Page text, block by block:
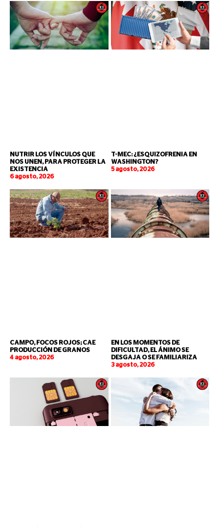
NUTRIR LOS VÍNCULOS QUE
NOS UNEN, PARA PROTEGER LA
EXISTENCIA
6 agosto, 2026
T-MEC: ¿ESQUIZOFRENIA EN
WASHINGTON?
5 agosto, 2026
CAMPO, FOCOS ROJOS; CAE
PRODUCCIÓN DE GRANOS
4 agosto, 2026
EN LOS MOMENTOS DE
DIFICULTAD, EL ÁNIMO SE
DESGAJA O SE FAMILIARIZA
3 agosto, 2026